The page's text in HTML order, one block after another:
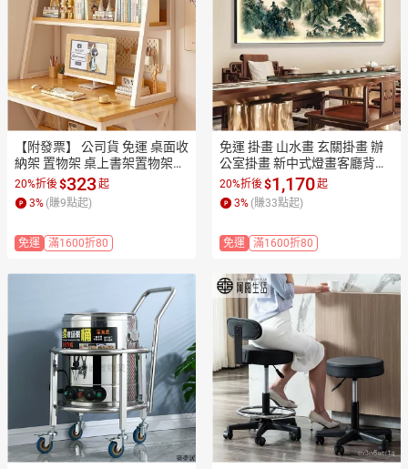
【附發票】 公司貨 免運 桌面收
納架 置物架 桌上書架置物架分
層收納架書桌電腦桌面學生小
層架多層整理小書柜特惠 M09
20
20%折後$323起
3% (賺9點起)
免運 滿1600折80
免運 掛畫 山水畫 玄關掛畫 辦
公室掛畫 新中式燈畫客廳背景
墻裝飾畫帶燈發光壁畫中國風
橫版沙發山水掛畫特惠/開立發
票 全館八折 z1225
20%折後$1,170起
3% (賺33點起)
免運 滿1600折80